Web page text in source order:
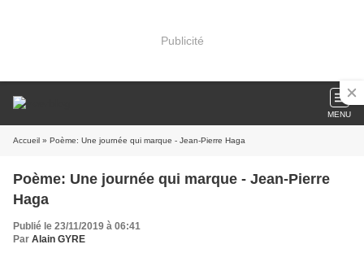
Publicité
MENU
Accueil » Poème: Une journée qui marque - Jean-Pierre Haga
Poème: Une journée qui marque - Jean-Pierre
Haga
Publié le 23/11/2019 à 06:41
Par Alain GYRE